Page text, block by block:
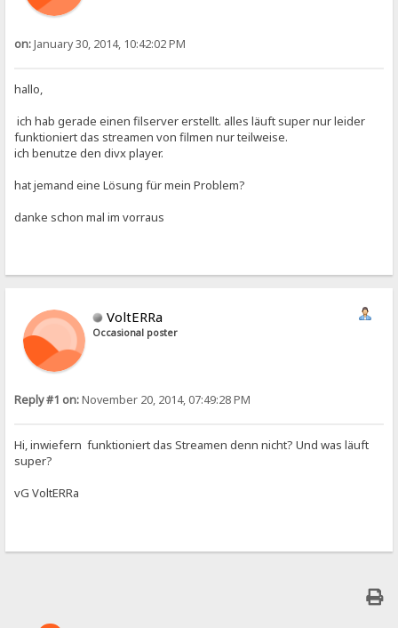
on:January 30, 2014, 10:42:02 PM
hallo,
ich hab gerade einen filserver erstellt. alles läuft super nur leider
funktioniert das streamen von filmen nur teilweise.
ich benutze den divx player.
hat jemand eine Lösung für mein Problem?
danke schon mal im vorraus
VoltERRa
Occasional poster
Reply #1 on:November 20, 2014, 07:49:28 PM
Hi, inwiefern funktioniert das Streamen denn nicht? Und was läuft
super?
vG VoltERRa